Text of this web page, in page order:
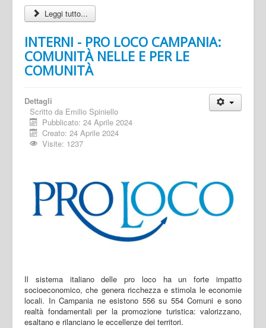
Leggi tutto...
INTERNI - PRO LOCO CAMPANIA:
COMUNITÀ NELLE E PER LE
COMUNITÀ
Dettagli
Scritto da Emilio Spiniello
Pubblicato: 24 Aprile 2024
Creato: 24 Aprile 2024
Visite: 1237
Il sistema italiano delle pro loco ha un forte impatto
socioeconomico, che genera ricchezza e stimola le economie
locali. In Campania ne esistono 556 su 554 Comuni e sono
realtà fondamentali per la promozione turistica: valorizzano,
esaltano e rilanciano le eccellenze dei territori.